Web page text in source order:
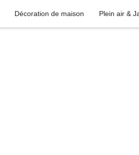
Décoration de maison Plein air &